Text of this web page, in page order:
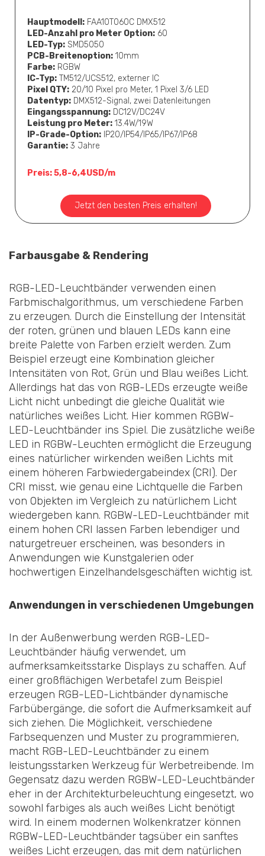
Hauptmodell: FAA10T060C DMX512
LED-Anzahl pro Meter Option: 60
LED-Typ: SMD5050
PCB-Breitenoption: 10mm
Farbe: RGBW
IC-Typ: TM512/UCS512, externer IC
Pixel QTY: 20/10 Pixel pro Meter, 1 Pixel 3/6 LED
Datentyp: DMX512-Signal, zwei Datenleitungen
Eingangsspannung: DC12V/DC24V
Leistung pro Meter: 13.4W/19W
IP-Grade-Option: IP20/IP54/IP65/IP67/IP68
Garantie: 3 Jahre
Preis: 5,8-6,4USD/m
Jetzt den besten Preis erhalten!
Farbausgabe & Rendering
RGB-LED-Leuchtbänder verwenden einen
Farbmischalgorithmus, um verschiedene Farben
zu erzeugen. Durch die Einstellung der Intensität
der roten, grünen und blauen LEDs kann eine
breite Palette von Farben erzielt werden. Zum
Beispiel erzeugt eine Kombination gleicher
Intensitäten von Rot, Grün und Blau weißes Licht.
Allerdings hat das von RGB-LEDs erzeugte weiße
Licht nicht unbedingt die gleiche Qualität wie
natürliches weißes Licht. Hier kommen RGBW-
LED-Leuchtbänder ins Spiel. Die zusätzliche weiße
LED in RGBW-Leuchten ermöglicht die Erzeugung
eines natürlicher wirkenden weißen Lichts mit
einem höheren Farbwiedergabeindex (CRI). Der
CRI misst, wie genau eine Lichtquelle die Farben
von Objekten im Vergleich zu natürlichem Licht
wiedergeben kann. RGBW-LED-Leuchtbänder mit
einem hohen CRI lassen Farben lebendiger und
naturgetreuer erscheinen, was besonders in
Anwendungen wie Kunstgalerien oder
hochwertigen Einzelhandelsgeschäften wichtig ist.
Anwendungen in verschiedenen Umgebungen
In der Außenwerbung werden RGB-LED-
Leuchtbänder häufig verwendet, um
aufmerksamkeitsstarke Displays zu schaffen. Auf
einer großflächigen Werbetafel zum Beispiel
erzeugen RGB-LED-Lichtbänder dynamische
Farbübergänge, die sofort die Aufmerksamkeit auf
sich ziehen. Die Möglichkeit, verschiedene
Farbsequenzen und Muster zu programmieren,
macht RGB-LED-Leuchtbänder zu einem
leistungsstarken Werkzeug für Werbetreibende. Im
Gegensatz dazu werden RGBW-LED-Leuchtbänder
eher in der Architekturbeleuchtung eingesetzt, wo
sowohl farbiges als auch weißes Licht benötigt
wird. In einem modernen Wolkenkratzer können
RGBW-LED-Leuchtbänder tagsüber ein sanftes
weißes Licht erzeugen, das mit dem natürlichen